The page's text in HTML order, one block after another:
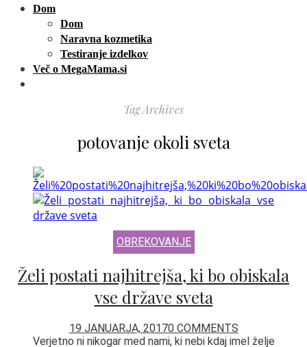
Dom
Dom
Naravna kozmetika
Testiranje izdelkov
Več o MegaMama.si
Tag Archives
potovanje okoli sveta
OBREKOVANJE
Želi postati najhitrejša, ki bo obiskala
vse države sveta
19 JANUARJA, 20170 COMMENTS
Verjetno ni nikogar med nami, ki nebi kdaj imel želje